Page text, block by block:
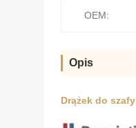
OEM:
Opis
Drążek do